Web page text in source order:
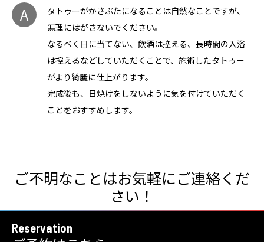
A
タトゥーがかさぶたになることは自然なことですが、
無理にはがさないでください。
なるべく日に当てない、飲酒は控える、長時間の入浴
は控えるなどしていただくことで、施術したタトゥー
がより綺麗に仕上がります。
完成後も、日焼けをしないように気を付けていただく
ことをおすすめします。
ご不明なことはお気軽にご連絡くだ
さい！
Reservation